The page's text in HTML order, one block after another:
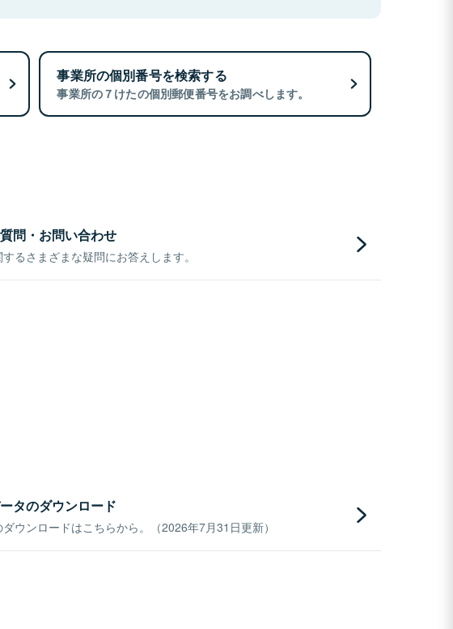
事業所の個別番号を検索する
事業所の７けたの個別郵便番号をお調べします。
問・お問い合わせ
るさまざまな疑問にお答えします。
タのダウンロード
ウンロードはこちらから。（2026年7月31日更新）